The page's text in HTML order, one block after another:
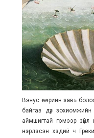
Вэнус өөрийн завь
байгаа дүр
аймшигтай гэмээр
нэрлэсэн хэдий ч